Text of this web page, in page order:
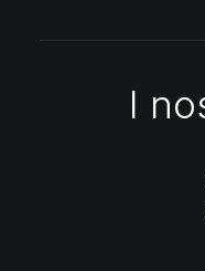
I